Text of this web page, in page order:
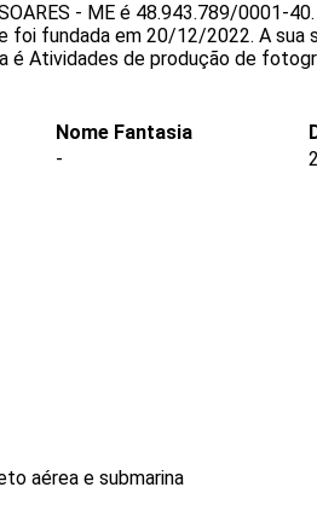
- ME é 48.943.789/0001-40.
foi fundada em 20/12/2022. A sua
é Atividades de produção de
Nome Fantasia
-
aérea e submarina